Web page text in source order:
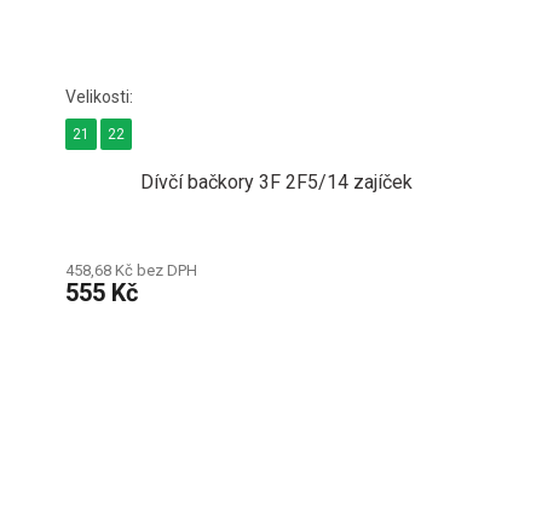
Dívčí bačkory 3F 2F5/14 zajíček
458,68 Kč bez DPH
555 Kč
21 22